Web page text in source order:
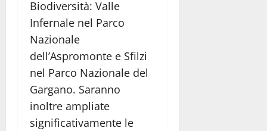
Biodiversità: Valle
Infernale nel Parco
Nazionale
dell’Aspromonte e Sfilzi
nel Parco Nazionale del
Gargano. Saranno
inoltre ampliate
significativamente le